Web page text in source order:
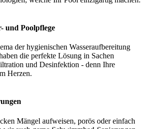
und Poolpflege
der hygienischen Wasseraufbereitung
die perfekte Lösung in Sachen
und Desinfektion - denn Ihre
Herzen.
Mängel aufweisen, porös oder einfach